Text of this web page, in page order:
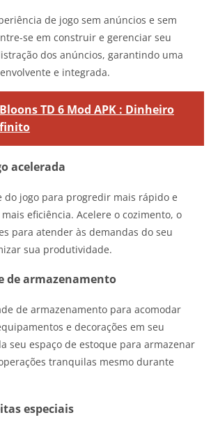
de jogo sem anúncios e sem
se em construir e gerenciar seu
dos anúncios, garantindo uma
e integrada.
TD 6 Mod APK : Dinheiro
acelerada
do jogo para progredir mais rápido e
eficiência. Acelere o cozimento, o
para atender às demandas do seu
sua produtividade.
de armazenamento
de armazenamento para acomodar
e decorações em seu
seu espaço de estoque para armazenar
tranquilas mesmo durante
especiais